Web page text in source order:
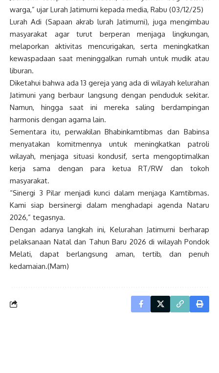
warga,” ujar Lurah Jatimurni kepada media, Rabu (03/12/25)
Lurah Adi (Sapaan akrab lurah Jatimurni), juga mengimbau
masyarakat agar turut berperan menjaga lingkungan,
melaporkan aktivitas mencurigakan, serta meningkatkan
kewaspadaan saat meninggalkan rumah untuk mudik atau
liburan.
Diketahui bahwa ada 13 gereja yang ada di wilayah kelurahan
Jatimuni yang berbaur langsung dengan penduduk sekitar.
Namun, hingga saat ini mereka saling berdampingan
harmonis dengan agama lain.
Sementara itu, perwakilan Bhabinkamtibmas dan Babinsa
menyatakan komitmennya untuk meningkatkan patroli
wilayah, menjaga situasi kondusif, serta mengoptimalkan
kerja sama dengan para ketua RT/RW dan tokoh
masyarakat.
“Sinergi 3 Pilar menjadi kunci dalam menjaga Kamtibmas.
Kami siap bersinergi dalam menghadapi agenda Nataru
2026,” tegasnya.
Dengan adanya langkah ini, Kelurahan Jatimurni berharap
pelaksanaan Natal dan Tahun Baru 2026 di wilayah Pondok
Melati, dapat berlangsung aman, tertib, dan penuh
kedamaian.(Mam)